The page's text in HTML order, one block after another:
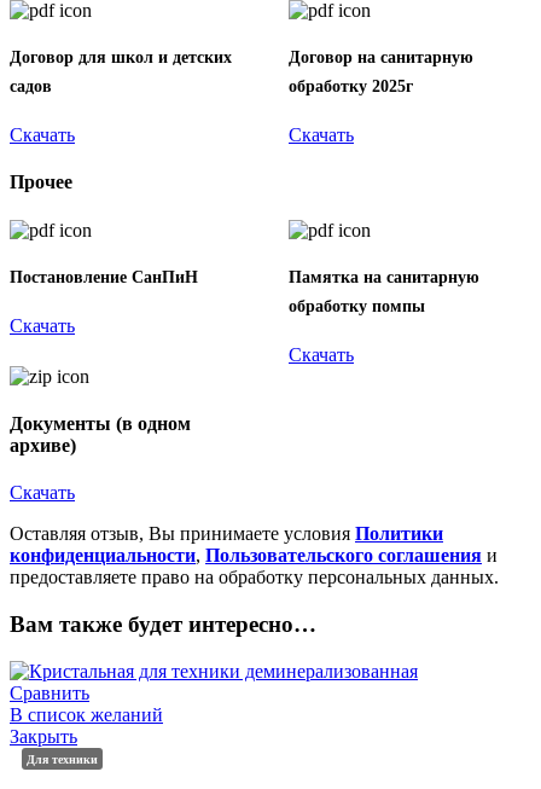
Договор для школ и детских
садов
Скачать
Договор на санитарную
обработку 2025г
Скачать
Прочее
Постановление СанПиН
Скачать
Памятка на санитарную
обработку помпы
Скачать
Документы (в одном
архиве)
Скачать
Оставляя отзыв, Вы принимаете условия Политики
конфиденциальности, Пользовательского соглашения и
предоставляете право на обработку персональных данных.
Вам также будет интересно…
Сравнить
В список желаний
Закрыть
Для техники